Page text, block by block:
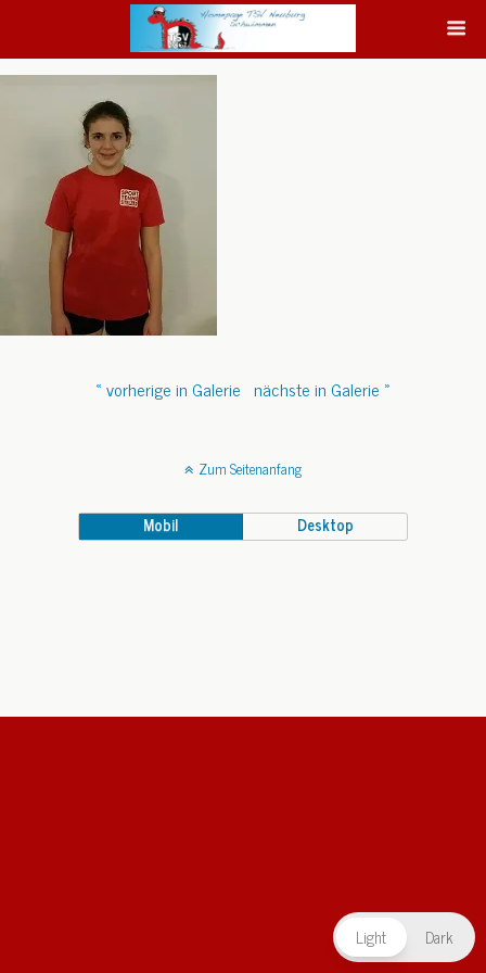
« vorherige in Galerie nächste in Galerie »
Zum Seitenanfang
Mobil Desktop
Light Dark